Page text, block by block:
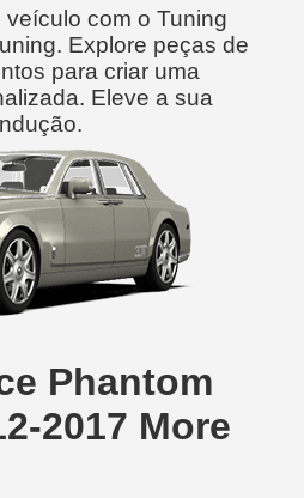
com o Tuning
Explore peças de
para criar uma
Eleve a sua
Phantom
2017 More